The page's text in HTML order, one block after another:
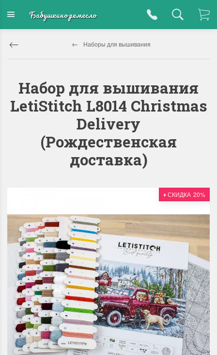
Бабушкино ремесло
Наборы для вышивания
Набор для вышивания
LetiStitch L8014 Christmas
Delivery
(Рождественская
доставка)
СКИДКА 20%